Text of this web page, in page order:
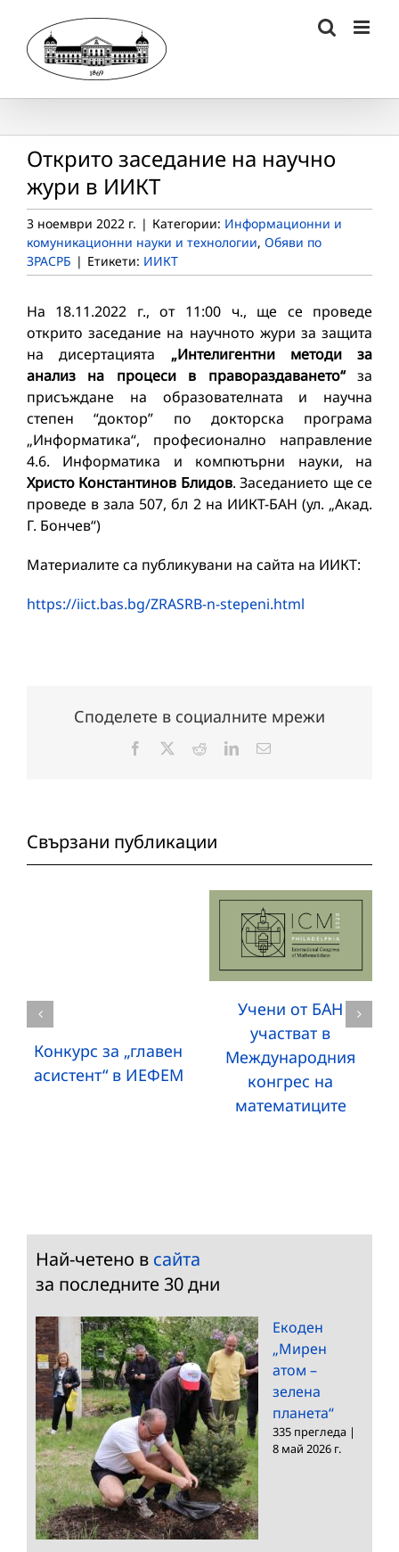
content
Открито заседание на научно
жури в ИИКТ
3 ноември 2022 г. | Категории: Информационни и
комуникационни науки и технологии, Обяви по
ЗРАСРБ | Етикети: ИИКТ
На 18.11.2022 г., от 11:00 ч., ще се проведе
открито заседание на научното жури за защита
на дисертацията „Интелигентни методи за
анализ на процеси в правораздаването“за
присъждане на образователната и научна
степен “доктор” по докторска програма
„Информатика“, професионално направление
4.6. Информатика и компютърни науки, на
Христо Константинов Блидов. Заседанието ще се
проведе в зала 507, бл 2 на ИИКТ-БАН (ул. „Акад.
Г. Бончев“)
Материалите са публикувани на сайта на ИИКТ:
https://iict.bas.bg/ZRASRB-n-stepeni.html
Споделете в социалните мрежи
Facebook RedditLinkedInЕлектронна
Свързани публикации
Конкурс за „главен
асистент“ в ИЕФЕМ
Учени от БАН
участват в
Международния
конгрес на
математиците
Най-четено в сайта
за последните 30 дни
Екоден
„Мирен
атом –
зелена
планета“
335 прегледа |
8 май 2026 г.